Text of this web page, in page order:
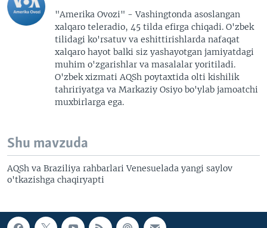
"Amerika Ovozi" - Vashingtonda asoslangan
xalqaro teleradio, 45 tilda efirga chiqadi. O'zbek
tilidagi ko'rsatuv va eshittirishlarda nafaqat
xalqaro hayot balki siz yashayotgan jamiyatdagi
muhim o'zgarishlar va masalalar yoritiladi.
O'zbek xizmati AQSh poytaxtida olti kishilik
tahririyatga va Markaziy Osiyo bo'ylab jamoatchi
muxbirlarga ega.
Shu mavzuda
AQSh va Braziliya rahbarlari Venesuelada yangi saylov
o'tkazishga chaqiryapti